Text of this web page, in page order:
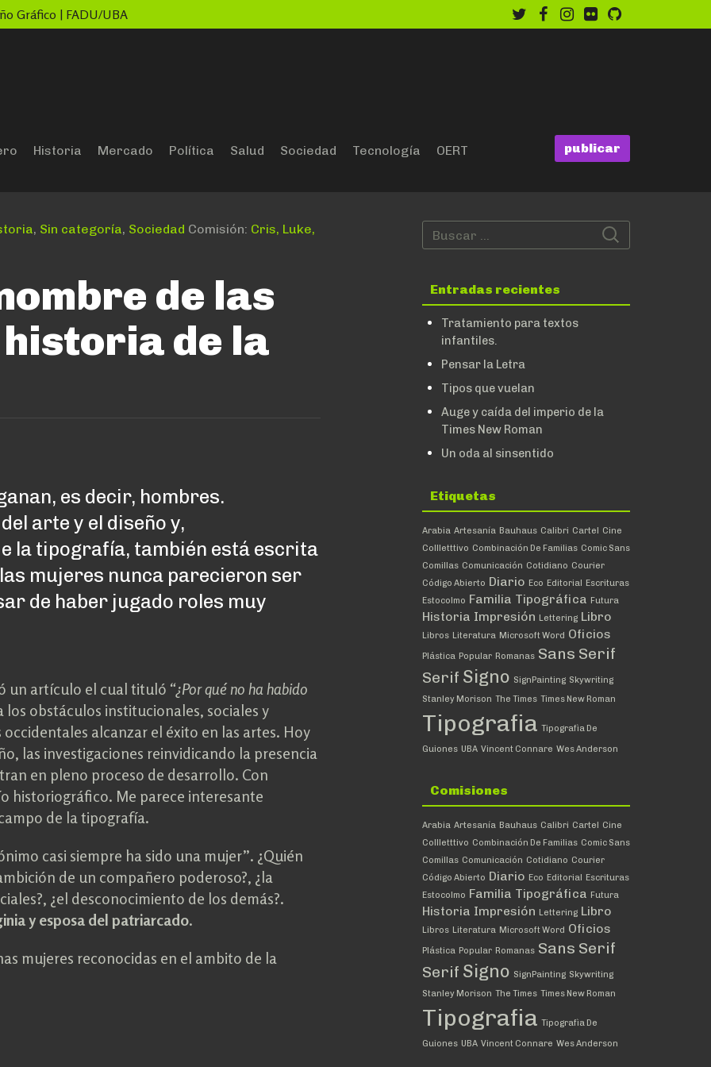
Gráfico | FADU/UBA
twitterfacebookinstagram
flickr
Historia Mercado Política Salud Sociedad Tecnología OERT publicar
, Sin categoría, Sociedad Comisión: Cris, Luke,
de las
de la
es decir, hombres.
arte y el diseño y,
la tipografía, también está escrita
mujeres nunca parecieron ser
de haber jugado roles muy
un artículo el cual tituló “¿Por qué no ha habido
obstáculos institucionales, sociales y
alcanzar el éxito en las artes. Hoy
las investigaciones reinvidicando la presencia
en pleno proceso de desarrollo. Con
historiográfico. Me parece interesante
de la tipografía.
casi siempre ha sido una mujer”. ¿Quién
de un compañero poderoso?, ¿la
¿el desconocimiento de los demás?.
y esposa del patriarcado.
mujeres reconocidas en el ambito de la
Entradas recientes
Tratamiento para textos
infantiles.
Pensar la Letra
Tipos que vuelan
Auge y caída del imperio de la
Times New Roman
Un oda al sinsentido
Etiquetas
Arabia Artesanía Bauhaus Calibri Cartel Cine
Collletttivo Combinación De Familias Comic Sans
Comillas Comunicación Cotidiano Courier
Código Abierto Diario Eco Editorial Escrituras
Estocolmo Familia Tipográfica Futura
Historia Impresión Lettering Libro
Libros Literatura Microsoft Word Oficios
Plástica Popular Romanas Sans Serif
Serif Signo SignPainting Skywriting
Stanley Morison The Times Times New Roman
Tipografia Tipografìa De
Guiones UBA Vincent Connare Wes Anderson
Comisiones
Arabia Artesanía Bauhaus Calibri Cartel Cine
Collletttivo Combinación De Familias Comic Sans
Comillas Comunicación Cotidiano Courier
Código Abierto Diario Eco Editorial Escrituras
Estocolmo Familia Tipográfica Futura
Historia Impresión Lettering Libro
Libros Literatura Microsoft Word Oficios
Plástica Popular Romanas Sans Serif
Serif Signo SignPainting Skywriting
Stanley Morison The Times Times New Roman
Tipografia Tipografìa De
Guiones UBA Vincent Connare Wes Anderson